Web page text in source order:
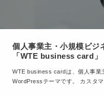
個人事業主・小規模ビ
「WTE business card」
WTE business cardは、個人事業主や小規模ビジネスにおすすめのLP型
WordPressテーマです。 カスタ